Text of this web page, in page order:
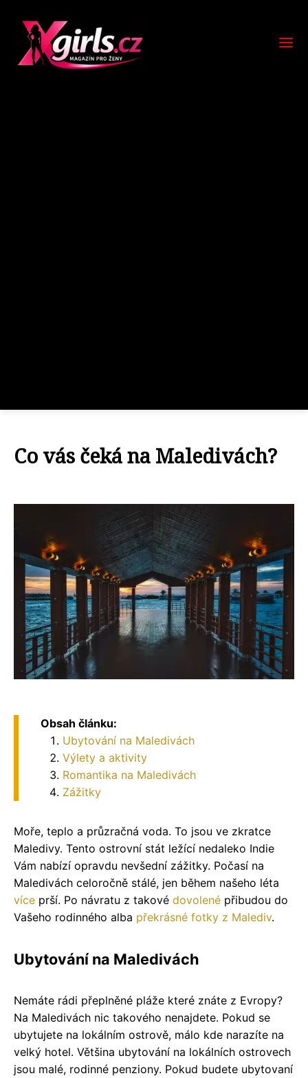
Co vás čeká na Maledivách?
Obsah článku:
Ubytování na Maledivách
Výlety a aktivity
Romantika na Maledivách
Zážitky
Moře, teplo a průzračná voda. To jsou ve zkratce
Maledivy. Tento ostrovní stát ležící nedaleko Indie
Vám nabízí opravdu nevšední zážitky. Počasí na
Maledivách celoročně stálé, jen během našeho léta
více prší. Po návratu z takové dovolené přibudou do
Vašeho rodinného alba překrásné fotky z Malediv.
Ubytování na Maledivách
Nemáte rádi přeplněné pláže které znáte z Evropy?
Na Maledivách nic takového nenajdete. Pokud se
ubytujete na lokálním ostrově, málo kde narazíte na
velký hotel. Většina ubytování na lokálních ostrovech
jsou malé, rodinné penziony. Pokud budete ubytovaní